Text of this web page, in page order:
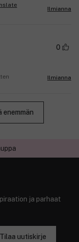
Ilmianna
0
Ilmianna
enemmän
ja parhaat
Tilaa uutiskirje